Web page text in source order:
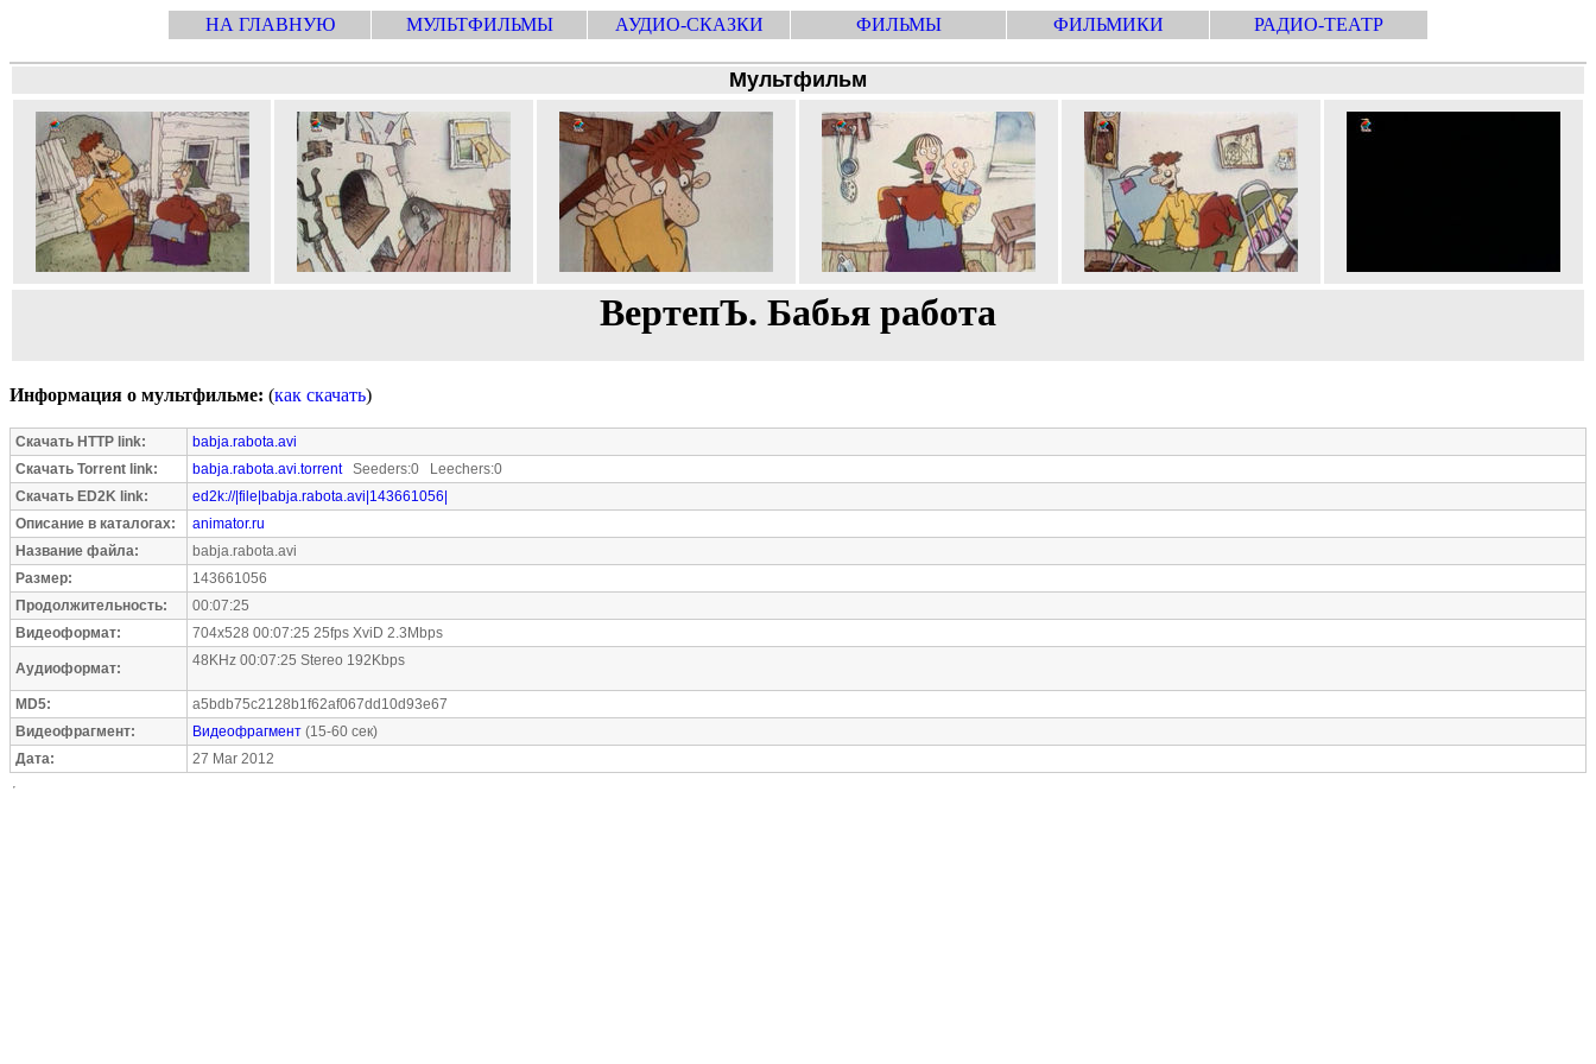
НА ГЛАВНУЮ МУЛЬТФИЛЬМЫ АУДИО-СКАЗКИ ФИЛЬМЫ ФИЛЬМИКИ РАДИО-ТЕАТР
Мультфильм
ВертепЪ. Бабья работа
Информация о мультфильме: (как скачать)
Скачать HTTP link:
babja.rabota.avi
Скачать Torrent link:
babja.rabota.avi.torrentSeeders:0 Leechers:0
Скачать ED2K link:
ed2k://|file|babja.rabota.avi|143661056|
Описание в каталогах:
animator.ru
Название файла:
babja.rabota.avi
Размер:
143661056
Продолжительность:
00:07:25
Видеоформат:
704x528 00:07:25 25fps XviD 2.3Mbps
Аудиоформат: 48KHz 00:07:25 Stereo 192Kbps
MD5:
a5bdb75c2128b1f62af067dd10d93e67
Видеофрагмент:
Видеофрагмент (15-60 сек)
Дата:
27 Mar 2012